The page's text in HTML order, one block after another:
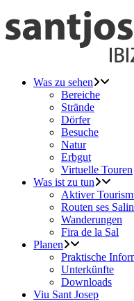
Was zu sehen
Bereiche
Strände
Dörfer
Besuche
Natur
Erbgut
Virtuelle Touren
Was ist zu tun
Aktiver
Routen ses
Wanderungen
Fira de la Sal
Planen
Praktische
Unterkünfte
Downloads
Viu Sant Josep